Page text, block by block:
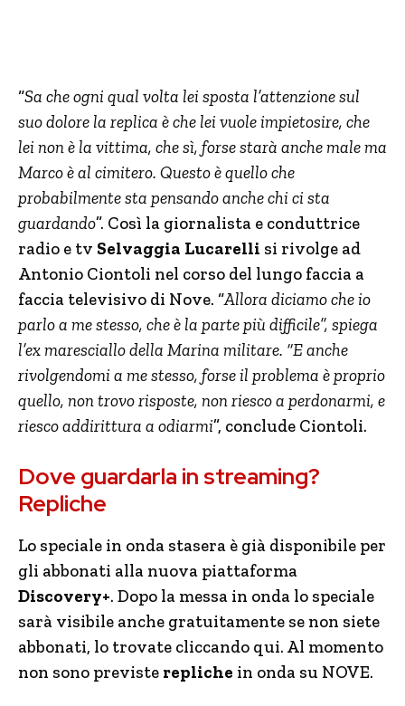
“Sa che ogni qual volta lei sposta l’attenzione sul
suo dolore la replica è che lei vuole impietosire, che
lei non è la vittima, che sì, forse starà anche male ma
Marco è al cimitero. Questo è quello che
probabilmente sta pensando anche chi ci sta
guardando”. Così la giornalista e conduttrice
radio e tv Selvaggia Lucarelli si rivolge ad
Antonio Ciontoli nel corso del lungo faccia a
faccia televisivo di Nove. “Allora diciamo che io
parlo a me stesso, che è la parte più difficile”, spiega
l’ex maresciallo della Marina militare. “E anche
rivolgendomi a me stesso, forse il problema è proprio
quello, non trovo risposte, non riesco a perdonarmi, e
riesco addirittura a odiarmi”, conclude Ciontoli.
Dove guardarla in streaming?
Repliche
Lo speciale in onda stasera è già disponibile per
gli abbonati alla nuova piattaforma
Discovery+. Dopo la messa in onda lo speciale
sarà visibile anche gratuitamente se non siete
abbonati, lo trovate cliccando qui. Al momento
non sono previste repliche in onda su NOVE.